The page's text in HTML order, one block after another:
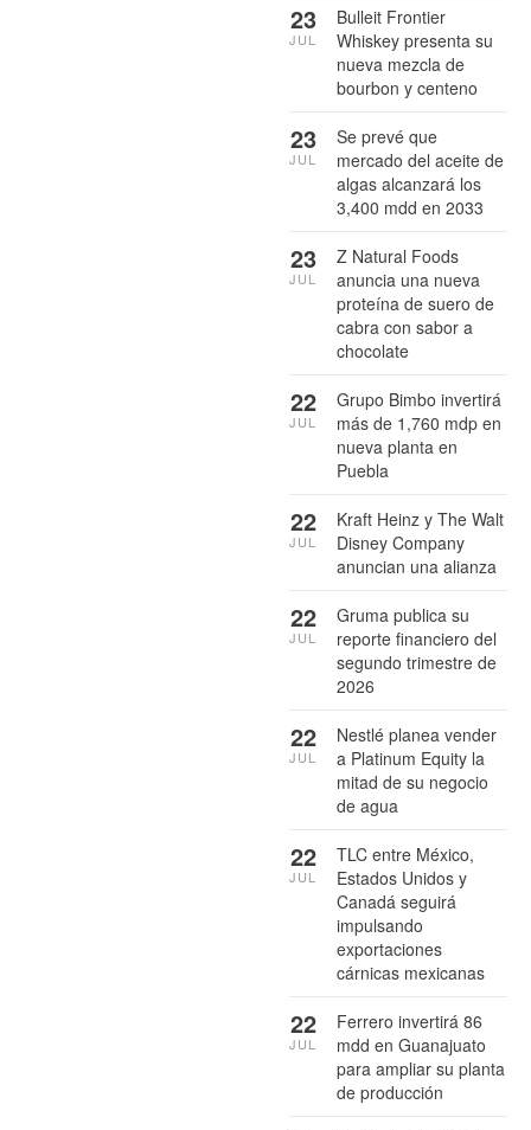
Bulleit Frontier
Whiskey presenta su
nueva mezcla de
bourbon y centeno
23
JUL
Se prevé que
mercado del aceite de
algas alcanzará los
3,400 mdd en 2033
23
JUL
Z Natural Foods
anuncia una nueva
proteína de suero de
cabra con sabor a
chocolate
23
JUL
Grupo Bimbo invertirá
más de 1,760 mdp en
nueva planta en
Puebla
22
JUL
Kraft Heinz y The Walt
Disney Company
anuncian una alianza
22
JUL
Gruma publica su
reporte financiero del
segundo trimestre de
2026
22
JUL
Nestlé planea vender
a Platinum Equity la
mitad de su negocio
de agua
22
JUL
TLC entre México,
Estados Unidos y
Canadá seguirá
impulsando
exportaciones
cárnicas mexicanas
22
JUL
Ferrero invertirá 86
mdd en Guanajuato
para ampliar su planta
de producción
22
JUL